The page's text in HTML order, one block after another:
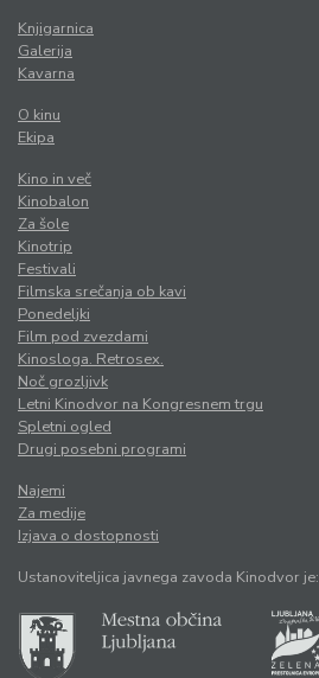
Knjigarnica
Galerija
Kavarna
O kinu
Ekipa
Kino in več
Kinobalon
Za šole
Kinotrip
Festivali
Filmska srečanja ob kavi
Ponedeljki
Film pod zvezdami
Kinosloga. Retrosex.
Noč grozljivk
Letni Kinodvor na Kongresnem trgu
Spletni ogled
Drugi posebni programi
Najemi
Za medije
Izjava o dostopnosti
Ustanoviteljica javnega zavoda Kinodvor je: